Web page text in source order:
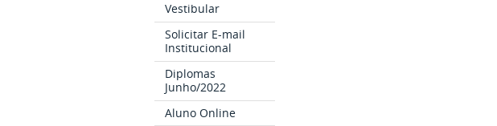
Vestibular
Solicitar E-mail
Institucional
Diplomas
Junho/2022
Aluno Online